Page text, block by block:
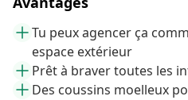
Tu peux agencer ça
espace extérieur
Prêt à braver toutes les
Des coussins moelleux